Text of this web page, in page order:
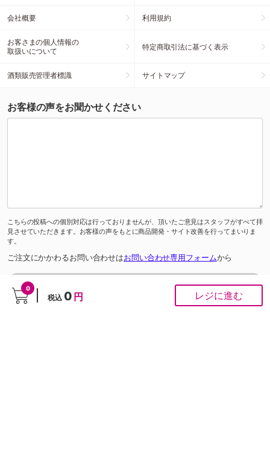
0
税込 0 円 レジに進む
会社概要 利用規約
お客さまの個人情報の
取扱いについて
特定商取引法に基づく表示
酒類販売管理者標識 サイトマップ
お客様の声をお聞かせください
こちらの投稿への個別対応は行っておりませんが、頂いたご意見はスタッフがすべて拝
見させていただきます。お客様の声をもとに商品開発・サイト改善を行ってまいりま
す。
ご注文にかかわるお問い合わせはお問い合わせ専用フォームから